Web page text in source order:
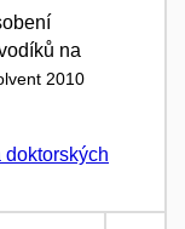
na
2010
doktorských